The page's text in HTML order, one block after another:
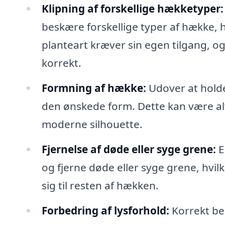
Klipning af forskellige hækketyper:
beskære forskellige typer af hække,
planteart kræver sin egen tilgang,
korrekt.
Formning af hække: Udover at
den ønskede form. Dette kan være
moderne silhouette.
Fjernelse af døde eller syge grene:
og fjerne døde eller syge grene,
sig til resten af hækken.
Forbedring af lysforhold: Korrekt